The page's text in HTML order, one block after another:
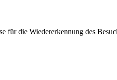
für die Wiedererkennung des